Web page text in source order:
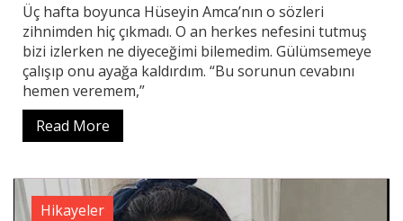
Üç hafta boyunca Hüseyin Amca’nın o sözleri
zihnimden hiç çıkmadı. O an herkes nefesini tutmuş
bizi izlerken ne diyeceğimi bilemedim. Gülümsemeye
çalışıp onu ayağa kaldırdım. “Bu sorunun cevabını
hemen veremem,”
Read More
Hikayeler